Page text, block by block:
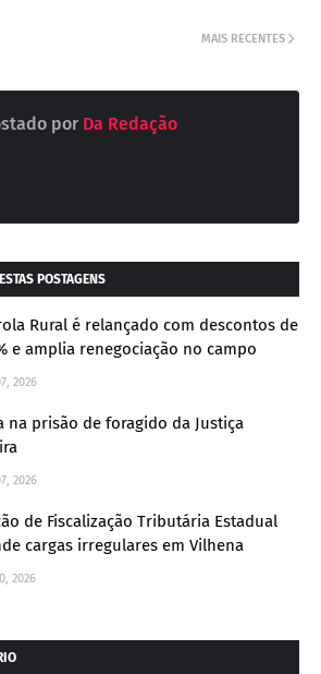
MAIS RECENTES
por Da Redação
POSTAGENS
Rural é relançado com descontos de
e amplia renegociação no campo
2026
na prisão de foragido da Justiça
2026
de Fiscalização Tributária Estadual
cargas irregulares em Vilhena
2026